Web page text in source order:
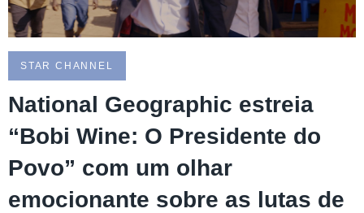
STAR CHANNEL
National Geographic estreia
“Bobi Wine: O Presidente do
Povo” com um olhar
emocionante sobre as lutas de